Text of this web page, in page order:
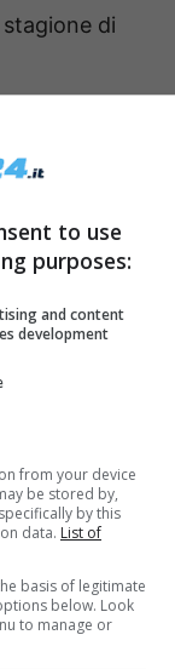
di
dei
si è
di
chiuse
to use
purposes:
and content
development
from your device
be stored by,
by this
data. List of
basis of legitimate
below. Look
to manage or